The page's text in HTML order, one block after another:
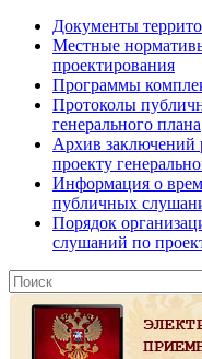
Документы
Местные
проектирования
Программы
Протоколы
генерального плана
Архив заключений
проекту
Информация о
публичных
Порядок
слушаний по